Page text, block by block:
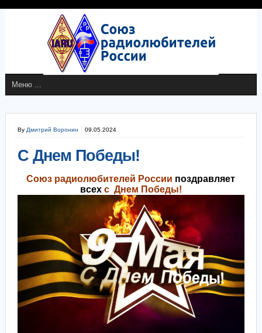
By Дмитрий Воронин 09.05.2024
С Днем Победы!
Союз радиолюбителей России поздравляет
всех с Днем Победы!